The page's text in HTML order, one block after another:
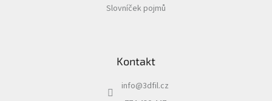
Slovníček pojmů
Kontakt
info@3dfil.cz